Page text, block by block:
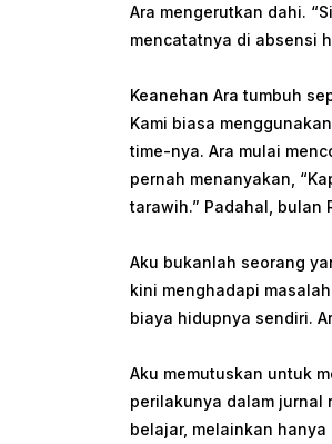
Ara mengerutkan dahi.
mencatatnya di absensi
Keanehan Ara tumbuh
Kami biasa
time-nya. Ara mulai
pernah menanyakan,
tarawih.” Padahal, bulan
Aku bukanlah seorang
kini menghadapi
biaya hidupnya sendiri.
Aku memutuskan untuk
perilakunya dalam jurnal
belajar, melainkan